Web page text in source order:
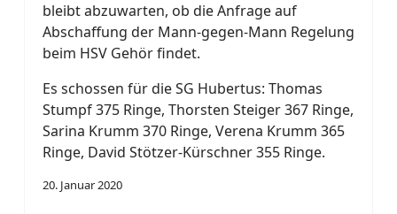
bleibt abzuwarten, ob die Anfrage auf
Abschaffung der Mann-gegen-Mann Regelung
beim HSV Gehör findet.
Es schossen für die SG Hubertus: Thomas
Stumpf 375 Ringe, Thorsten Steiger 367 Ringe,
Sarina Krumm 370 Ringe, Verena Krumm 365
Ringe, David Stötzer-Kürschner 355 Ringe.
20. Januar 2020